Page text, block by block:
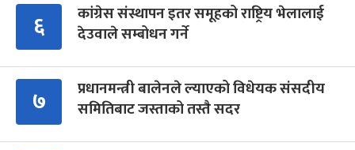
६
कांग्रेस संस्थापन इतर समूहको राष्ट्रिय भेलालाई
देउवाले सम्बोधन गर्ने
७
प्रधानमन्त्री बालेनले ल्याएको विधेयक संसदीय
समितिबाट जस्ताको तस्तै सदर